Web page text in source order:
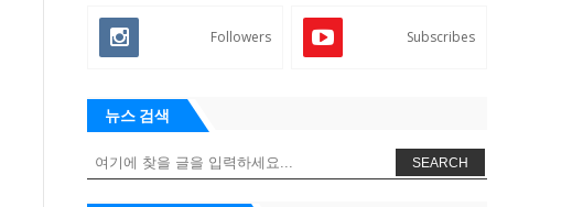
Followers Subscribes
뉴스 검색
SEARCH